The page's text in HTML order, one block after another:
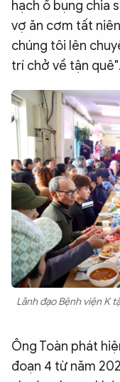
hạch ổ bụng chia
vợ ăn cơm tất
chúng tôi lên
trí chở về tận quê".
Lãnh đạo Bệnh viện K
Ông Toàn phát
đoạn 4 từ năm